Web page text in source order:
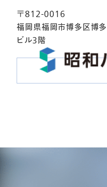
〒812-0016
福岡県福岡市博多区博
ビル3階